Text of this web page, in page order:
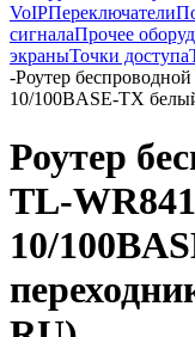
VoIPПереключатели
сигналаПрочее
экраныТочки доступа
-Роутер
10/100BASE-TX
Роутер
TL-
10/